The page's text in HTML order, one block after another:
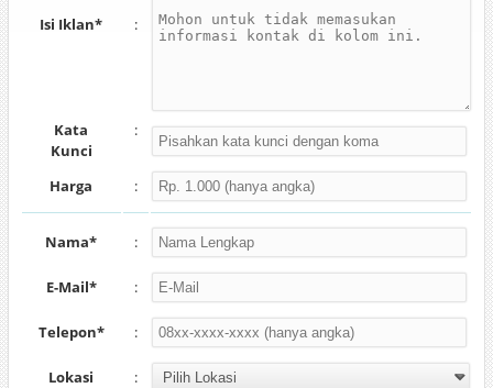
Isi Iklan* :
Kata
Kunci
:
Harga :
Nama* :
E-Mail* :
Telepon* :
Lokasi :